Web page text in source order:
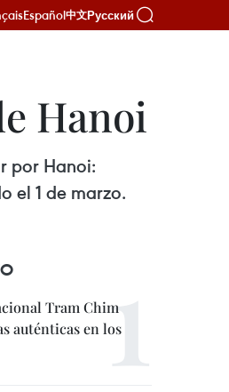
Español中文Русский
Hanoi
por Hanoi:
el 1 de marzo.
Tram Chim
auténticas en los